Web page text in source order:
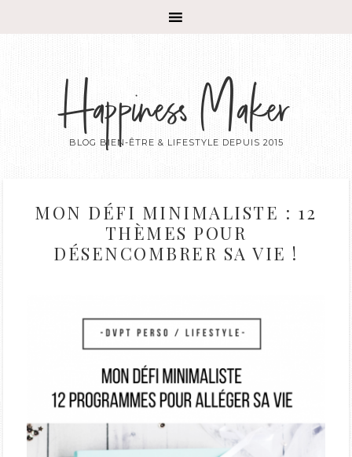
Happiness Maker
BLOG BIEN-ÊTRE & LIFESTYLE DEPUIS 2015
MON DÉFI MINIMALISTE : 12
THÈMES POUR
DÉSENCOMBRER SA VIE !